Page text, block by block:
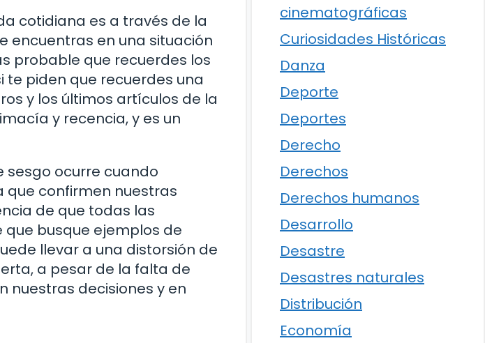
cotidiana es a través de la
encuentras en una situación
probable que recuerdes los
te piden que recuerdes una
y los últimos artículos de la
y recencia, y es un
sesgo ocurre cuando
confirmen nuestras
de que todas las
busque ejemplos de
llevar a una distorsión de
a pesar de la falta de
nuestras decisiones y en
cinematográficas
Curiosidades Históricas
Danza
Deporte
Deportes
Derecho
Derechos
Derechos humanos
Desarrollo
Desastre
Desastres naturales
Distribución
Economía